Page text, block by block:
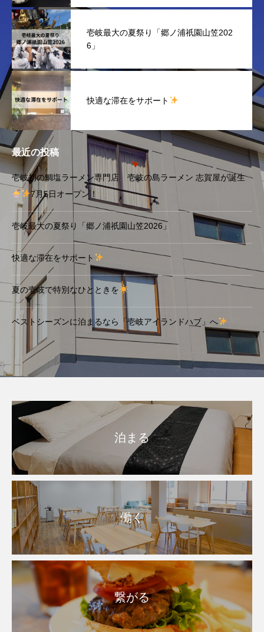
壱岐最大の夏祭り「郷ノ浦祇園山笠202
6」
快適な滞在をサポート
最近の投稿
壱岐初の鯛塩ラーメン専門店 壱岐の島ラーメン 志賀屋が誕生
7月5日オープン！
壱岐最大の夏祭り「郷ノ浦祇園山笠2026」
快適な滞在をサポート
夏の壱岐で特別なひとときを
ベストシーズンに泊まるなら「壱岐アイランドハブ」へ
泊まる
働く
繋がる